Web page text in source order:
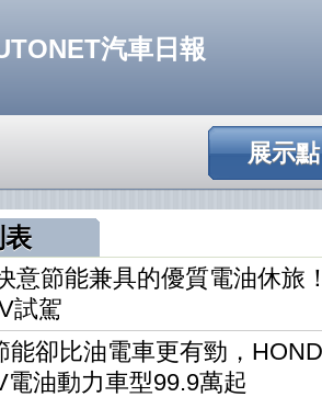
汽車日報
展示點
意節能兼具的優質電油休旅
試駕
能卻比油電車更有勁，
電油動力車型99.9萬起